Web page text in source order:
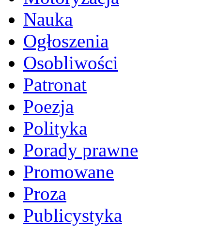
Nauka
Ogłoszenia
Osobliwości
Patronat
Poezja
Polityka
Porady prawne
Promowane
Proza
Publicystyka